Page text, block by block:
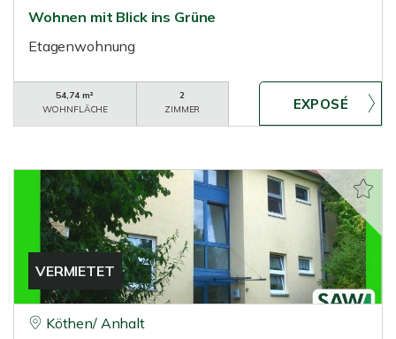
Wohnen mit Blick ins Grüne
Etagenwohnung
54,74 m²
WOHNFLÄCHE
2
ZIMMER
VERMIETET
Köthen/ Anhalt